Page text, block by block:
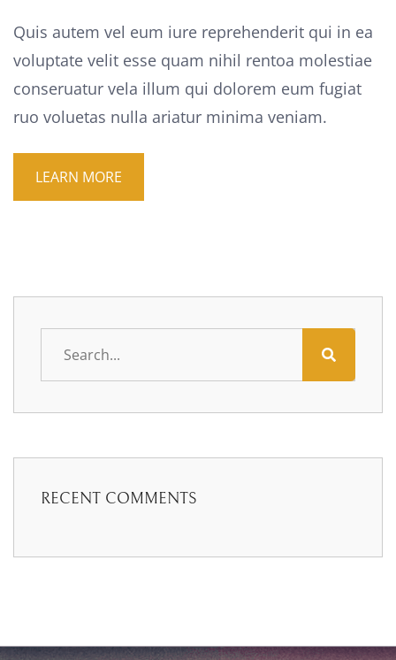
Quis autem vel eum iure reprehenderit qui in ea
voluptate velit esse quam nihil rentoa molestiae
conseruatur vela illum qui dolorem eum fugiat
ruo voluetas nulla ariatur minima veniam.
LEARN MORE
RECENT COMMENTS